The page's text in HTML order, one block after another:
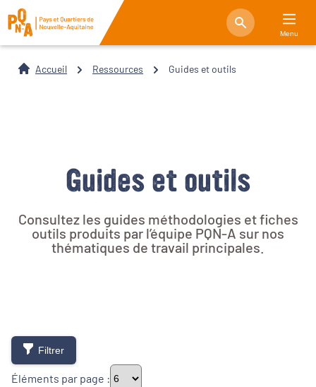
Menu
Accueil Ressources Guides et outils
Guides et outils
Consultez les guides méthodologies et fiches
outils produits par l’équipe PQN-A sur nos
thématiques de travail principales.
Filtrer
Éléments par page :